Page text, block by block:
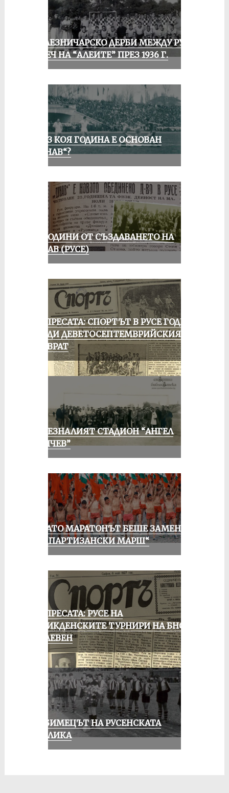
ЖЕЛЕЗНИЧАРСКО ДЕРБИ МЕЖДУ РУСЕ
И ПЕЧ НА “АЛЕИТЕ” ПРЕЗ 1936 Г.
ПРЕЗ КОЯ ГОДИНА Е ОСНОВАН
„ДУНАВ“?
70 ГОДИНИ ОТ СЪЗДАВАНЕТО НА
ДУНАВ (РУСЕ)
ОТ ПРЕСАТА: СПОРТЪТ В РУСЕ ГОДИНА
ПРЕДИ ДЕВЕТОСЕПТЕМВРИЙСКИЯ
ПРЕВРАТ
ИЗЧЕЗНАЛИЯТ СТАДИОН “АНГЕЛ
КЪНЧЕВ”
КОГАТО МАРАТОНЪТ БЕШЕ ЗАМЕНЕН
ОТ „ПАРТИЗАНСКИ МАРШ“
ОТ ПРЕСАТА: РУСЕ НА
ВЕЛИКДЕНСКИТЕ ТУРНИРИ НА БНСФ
В ПЛЕВЕН
ЛЮБИМЕЦЪТ НА РУСЕНСКАТА
ПУБЛИКА